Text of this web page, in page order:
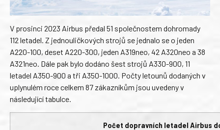
V prosinci 2023 Airbus předal 51 společnostem dohromady
112 letadel. Z jednouličkových strojů se jednalo se o jeden
A220-100, deset A220-300, jeden A319neo, 42 A320neo a 38
A321neo. Dále pak bylo dodáno šest strojů A330-900, 11
letadel A350-900 a tři A350-1000. Počty letounů dodaných v
uplynulém roce celkem 87 zákazníkům jsou uvedeny v
následující tabulce.
Počet dopravních letadel Airbus